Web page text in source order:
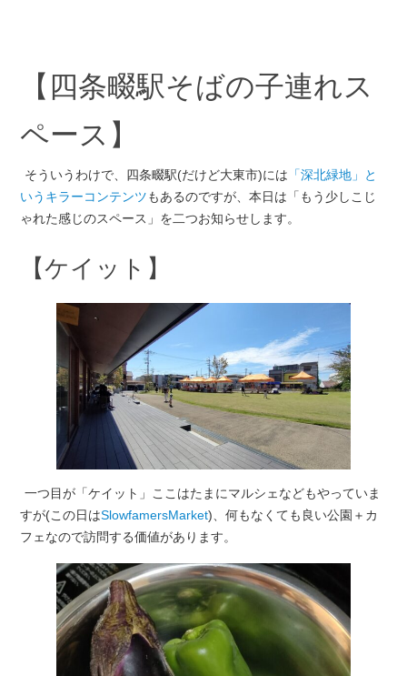
【四条畷駅そばの子連れス
ペース】
そういうわけで、四条畷駅(だけど大東市)には 「深北緑地」と
いうキラーコンテンツもあるのですが、本日は「もう少しこじ
ゃれた感じのスペース」を二つお知らせします。
【ケイット】
一つ目が「ケイット」ここはたまにマルシェなどもやっていま
すが(この日はSlowfamersMarket)、何もなくても良い公園＋カ
フェなので訪問する価値があります。